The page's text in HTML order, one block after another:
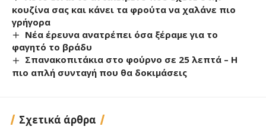
κουζίνα σας και κάνει τα φρούτα να χαλάνε πιο
γρήγορα
Νέα έρευνα ανατρέπει όσα ξέραμε για το
φαγητό το βράδυ
Σπανακοπιτάκια στο φούρνο σε 25 λεπτά – Η
πιο απλή συνταγή που θα δοκιμάσεις
Σχετικά άρθρα